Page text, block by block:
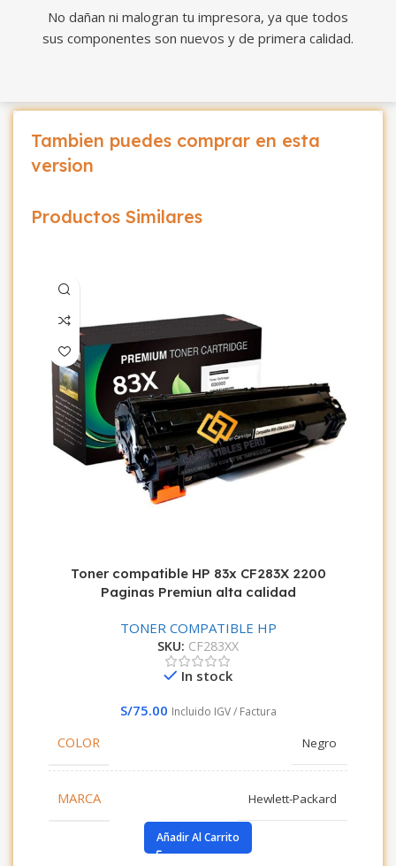
No dañan ni malogran tu impresora, ya que todos
sus componentes son nuevos y de primera calidad.
Tambien puedes comprar en esta
version
Productos Similares
Toner compatible HP 83x CF283X 2200
Paginas Premiun alta calidad
TONER COMPATIBLE HP
SKU: CF283XX
In stock
S/75.00 Incluido IGV / Factura
COLOR Negro
MARCA Hewlett-Packard
Añadir Al Carrito